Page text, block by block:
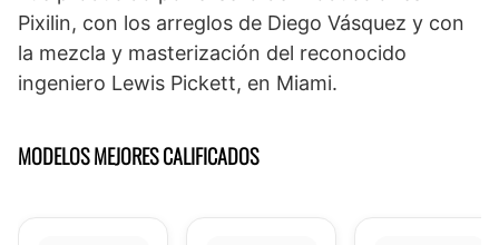
Pixilin, con los arreglos de Diego Vásquez y con
la mezcla y masterización del reconocido
ingeniero Lewis Pickett, en Miami.
MODELOS MEJORES CALIFICADOS